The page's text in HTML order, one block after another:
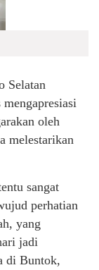
Selatan
oleh
melestarikan
sangat
perhatian
yang
jadi
di Buntok,